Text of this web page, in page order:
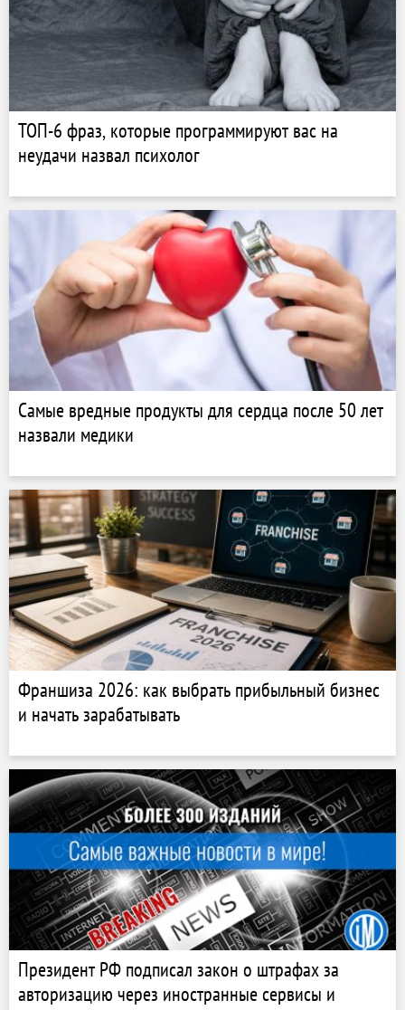
ТОП-6 фраз, которые программируют вас на
неудачи назвал психолог
Самые вредные продукты для сердца после 50 лет
назвали медики
Франшиза 2026: как выбрать прибыльный бизнес
и начать зарабатывать
Президент РФ подписал закон о штрафах за
авторизацию через иностранные сервисы и